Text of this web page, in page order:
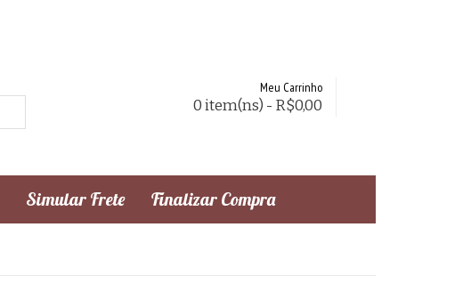
Meu Carrinho
0 item(ns) - R$0,00
Simular Frete Finalizar Compra